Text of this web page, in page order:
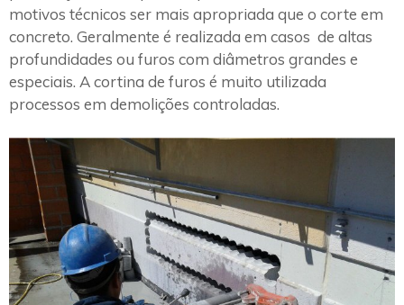
motivos técnicos ser mais apropriada que o corte em
concreto. Geralmente é realizada em casos de altas
profundidades ou furos com diâmetros grandes e
especiais. A cortina de furos é muito utilizada
processos em demolições controladas.